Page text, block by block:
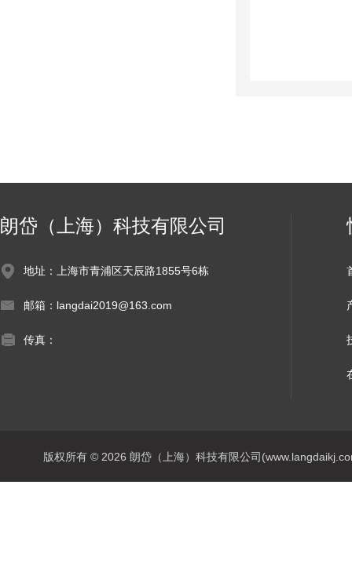
朗岱（上海）科技有限公司
地址：上海市青浦区天辰路1855号6栋
邮箱：langdai2019@163.com
传真：
版权所有 © 2026 朗岱（上海）科技有限公司